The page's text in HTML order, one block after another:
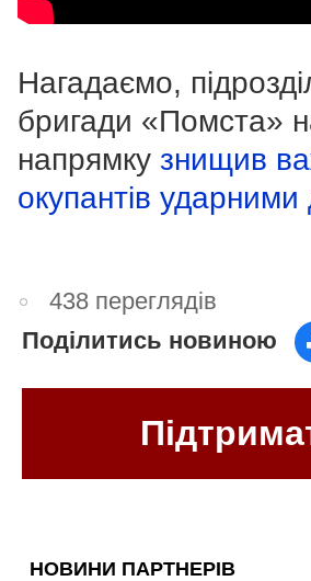
Нагадаємо,
бригади «Помста»
напрямку знищив
окупантів
438 переглядів
Поділитись новиною